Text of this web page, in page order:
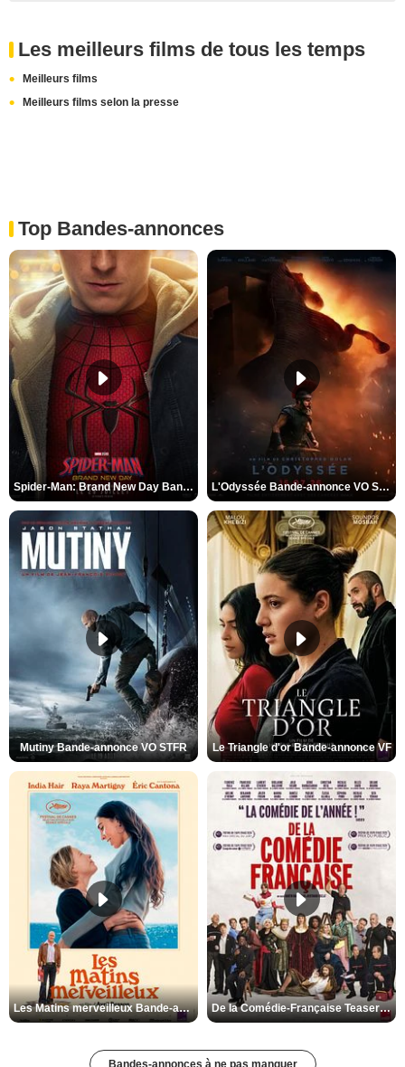
Les meilleurs films de tous les temps
Meilleurs films
Meilleurs films selon la presse
Top Bandes-annonces
Spider-Man: Brand New Day Bande-annonce VO STFR L'Odyssée Bande-annonce VO STFR
Mutiny Bande-annonce VO STFR Le Triangle d'or Bande-annonce VF
Les Matins merveilleux Bande-annonce VF De la Comédie-Française Teaser VF
Bandes-annonces à ne pas manquer